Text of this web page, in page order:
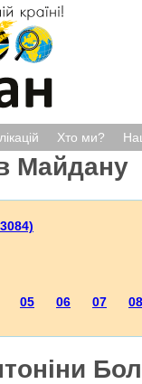
Хто ми?
Майдану
05 06 07 08